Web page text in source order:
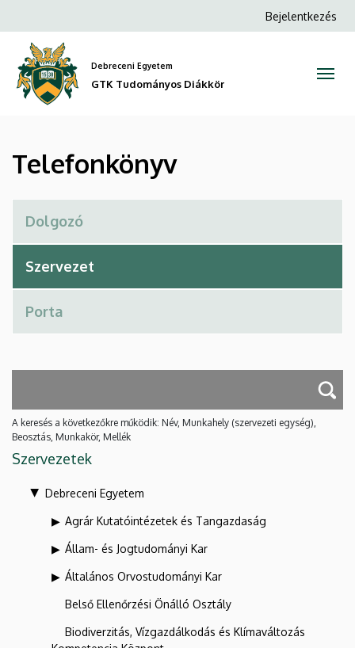
GTK
Tudományos
Diákkör
a
tartalomra
Anonim
Bejelentkezés
Debreceni Egyetem
GTK Tudományos Diákkör
Telefonkönyv
A keresés a következőkre működik: Név, Munkahely (szervezeti egység),
Beosztás, Munkakör, Mellék
Szervezetek
Debreceni Egyetem
Agrár Kutatóintézetek és Tangazdaság
Állam- és Jogtudományi Kar
Általános Orvostudományi Kar
Belső Ellenőrzési Önálló Osztály
Biodiverzitás, Vízgazdálkodás és Klímaváltozás